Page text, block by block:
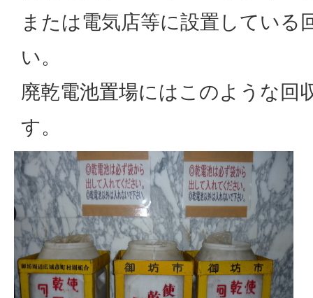
または電気店等に設置している
い。
廃乾電池置場にはこのような回
す。